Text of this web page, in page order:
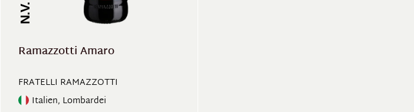
N.V.
Ramazzotti Amaro
FRATELLI RAMAZZOTTI
Italien, Lombardei